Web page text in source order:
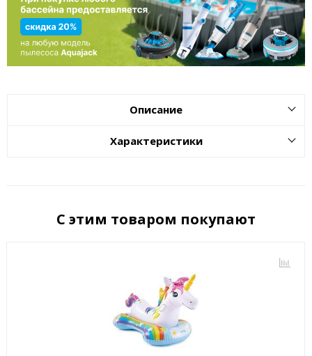
Описание
Характеристики
С этим товаром покупают